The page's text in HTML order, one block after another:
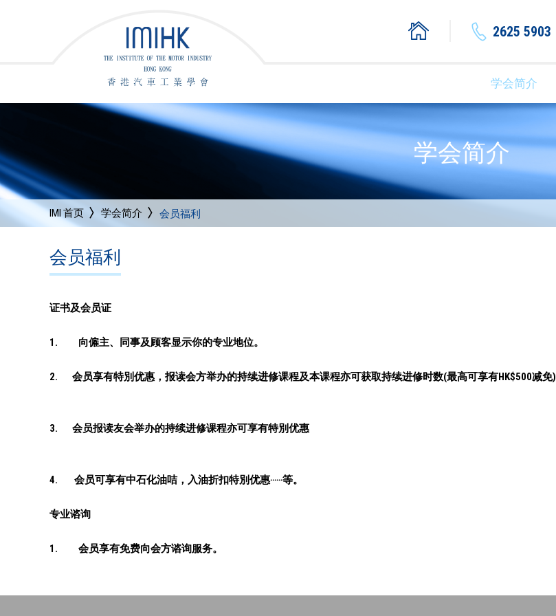
2625 5903
学会简介
学会简介
IMI 首页 学会简介 会员福利
会员福利
证书及会员证
1. 向僱主、同事及顾客显示你的专业地位。
2. 会员享有特別优惠，报读会方举办的持续进修课程及本课程亦可获取持续进修时数(最高可享有HK$500减免)
3. 会员报读友会举办的持续进修课程亦可享有特別优惠
4. 会员可享有中石化油咭，入油折扣特別优惠‧‧‧‧‧‧等。
专业谘询
1. 会员享有免费向会方谘询服务。